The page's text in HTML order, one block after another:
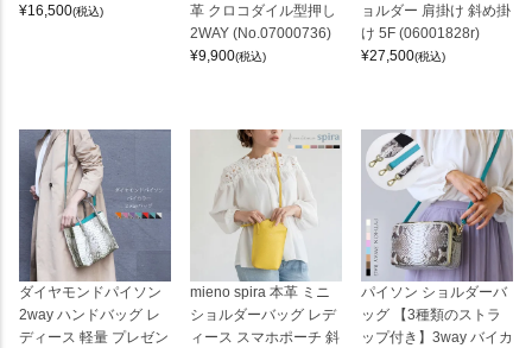
¥16,500(税込)
革 クロコダイル型押し
2WAY (No.07000736)
¥9,900(税込)
ョルダー 肩掛け 斜め掛
け 5F (06001828r)
¥27,500(税込)
ダイヤモンドパイソン
2way ハンドバッグ レ
ディース 軽量 プレゼン
mieno spira 本革 ミニ
ショルダーバッグ レデ
ィース スマホポーチ 斜
パイソン ショルダーバ
ッグ 【3種類のストラ
ップ付き】3way バイカ